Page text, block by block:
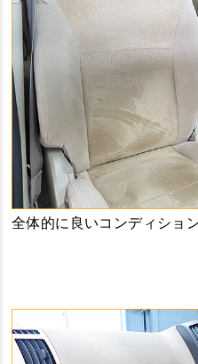
全体的に良いコンディショ